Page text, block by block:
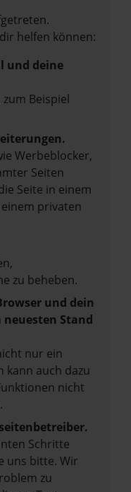
helfen können:
und deine
Beispiel
Werbeblocker,
Seiten
Seite in einem
privaten
zu beheben.
und dein
Stand
nur ein
kann auch dazu
nicht
Schritte
uns bitte. Wir
zu